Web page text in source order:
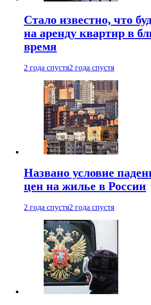
Стало известно, что
на аренду квартир в
время
2 года спустя2 года спустя
Названо условие
цен на жилье в России
2 года спустя2 года спустя